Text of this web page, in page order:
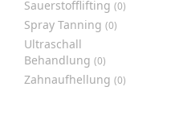
Sauerstofflifting (0)
Spray Tanning (0)
Ultraschall
Behandlung (0)
Zahnaufhellung (0)